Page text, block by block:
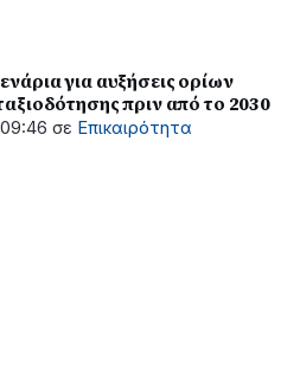
για αυξήσεις ορίων
πριν από το 2030
σε Επικαιρότητα